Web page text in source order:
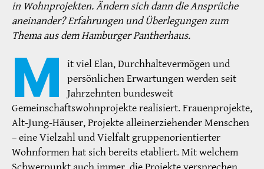
in Wohnprojekten. Ändern sich dann die Ansprüche
aneinander? Erfahrungen und Überlegungen zum
Thema aus dem Hamburger Pantherhaus.
M
it viel Elan, Durchhaltevermögen und
persönlichen Erwartungen werden seit
Jahrzehnten bundesweit
Gemeinschaftswohnprojekte realisiert. Frauenprojekte,
Alt-Jung-Häuser, Projekte alleinerziehender Menschen
– eine Vielzahl und Vielfalt gruppenorientierter
Wohnformen hat sich bereits etabliert. Mit welchem